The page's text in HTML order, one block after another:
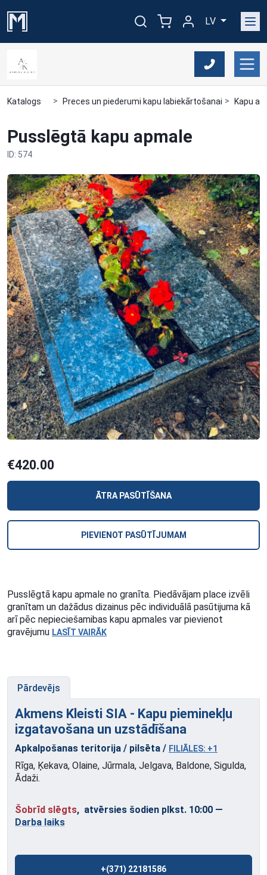
LV
Katalogs Preces un piederumi kapu labiekārtošanai Kapu
Pusslēgtā kapu apmale
ID: 574
€420.00
ĀTRA PASŪTĪŠANA
PIEVIENOT PASŪTĪJUMAM
Pusslēgtā kapu apmale no granīta. Piedāvājam place izvēli
granītam un dažādus dizainus pēc individuālā pasūtijuma kā
arī pēc nepieciešamibas kapu apmales var pievienot
gravējumu LASĪT VAIRĀK
Pārdevējs
Akmens Kleisti SIA - Kapu pieminekļu
izgatavošana un uzstādīšana
Apkalpošanas teritorija / pilsēta / FILIĀLES: +1
Rīga, Ķekava, Olaine, Jūrmala, Jelgava, Baldone, Sigulda,
Ādaži.
Šobrīd slēgts, atvērsies šodien plkst. 10:00 —
Darba laiks
+(371) 22181586